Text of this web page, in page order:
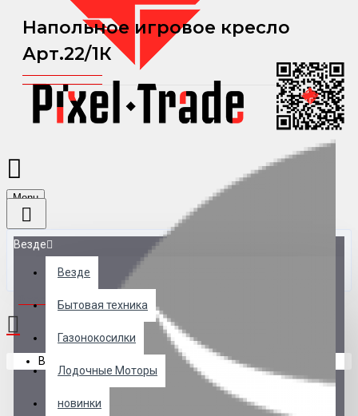
Menu
Везде
Везде
Бытовая техника
Газонокосилки
Лодочные Моторы
новинки
0 товар(ов) - 0 р.
В корзине пусто!
Напольное игровое кресло
Арт.22/1К